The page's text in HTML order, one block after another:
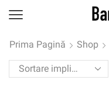
Prima Pagină Shop